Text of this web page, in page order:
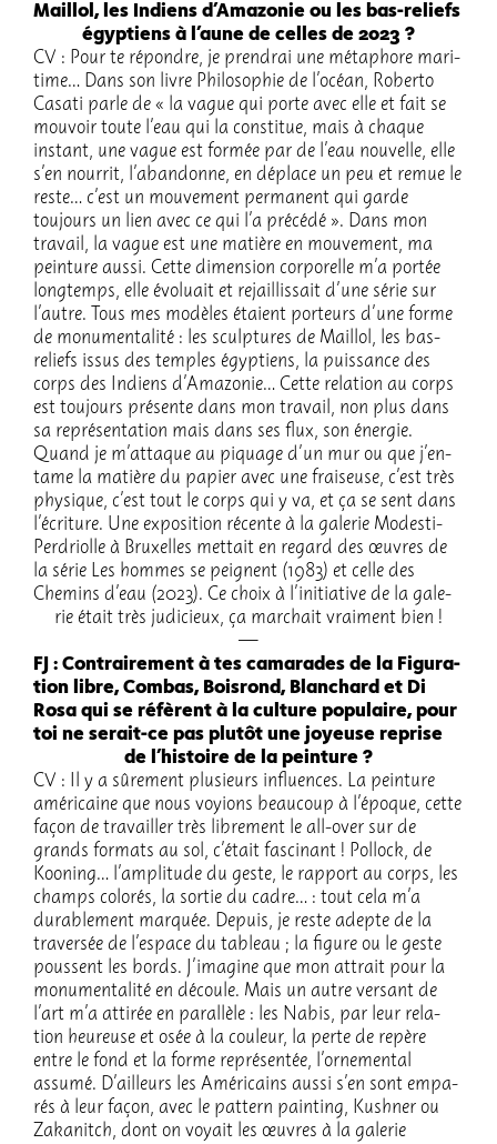
Maillol, les Indiens d’Ama­zo­nie ou les bas-reliefs
égyp­tiens à l’aune de celles de 2023 ?
CV : Pour te répondre, je pren­drai une méta­phore mari­
ti­me… Dans son livre Philo­so­phie de l’océan, Roberto
Casati parle de « la vague qui porte avec elle et fait se
mouvoir toute l’eau qui la consti­tue, mais à chaque
instant, une vague est formée par de l’eau nouvelle, elle
s’en nour­rit, l’aban­donne, en déplace un peu et remue le
reste… c’est un mouve­ment perma­nent qui garde
toujours un lien avec ce qui l’a précédé ». Dans mon
travail, la vague est une matière en mouve­ment, ma
pein­ture aussi. Cette dimen­sion corpo­relle m’a portée
long­temps, elle évoluait et rejaillis­sait d’une série sur
l’autre. Tous mes modèles étaient porteurs d’une forme
de monu­men­ta­lité : les sculp­tures de Maillol, les bas-
reliefs issus des temples égyp­tiens, la puis­sance des
corps des Indiens d’Ama­zo­nie… Cette rela­tion au corps
est toujours présente dans mon travail, non plus dans
sa repré­sen­ta­tion mais dans ses flux, son éner­gie.
Quand je m’at­taque au piquage d’un mur ou que j’en­
tame la matière du papier avec une frai­seuse, c’est très
physique, c’est tout le corps qui y va, et ça se sent dans
l’écri­ture. Une expo­si­tion récente à la gale­rie Modesti-
Perdriolle à Bruxelles mettait en regard des œuvres de
la série Les hommes se peignent (1983) et celle des
Chemins d’eau (2023). Ce choix à l’ini­tia­tive de la gale­
rie était très judi­cieux, ça marchait vrai­ment bien !
FJ : Contrai­re­ment à tes cama­rades de la Figu­ra­
tion libre, Combas, Bois­rond, Blan­chard et Di
Rosa qui se réfèrent à la culture popu­laire, pour
toi ne serait-ce pas plutôt une joyeuse reprise
de l’his­toire de la pein­ture ?
CV : Il y a sûre­ment plusieurs influences. La pein­ture
améri­caine que nous voyions beau­coup à l’époque, cette
façon de travailler très libre­ment le all-over sur de
grands formats au sol, c’était fasci­nant ! Pollock, de
Kooning… l’am­pli­tude du geste, le rapport au corps, les
champs colo­rés, la sortie du cadre… : tout cela m’a
dura­ble­ment marquée. Depuis, je reste adepte de la
traver­sée de l’es­pace du tableau ; la figure ou le geste
poussent les bords. J’ima­gine que mon attrait pour la
monu­men­ta­lité en découle. Mais un autre versant de
l’art m’a atti­rée en paral­lèle : les Nabis, par leur rela­
tion heureuse et osée à la couleur, la perte de repère
entre le fond et la forme repré­sen­tée, l’or­ne­men­tal
assumé. D’ailleurs les Améri­cains aussi s’en sont empa­
rés à leur façon, avec le pattern pain­ting, Kush­ner ou
Zaka­nitch, dont on voyait les œuvres à la gale­rie